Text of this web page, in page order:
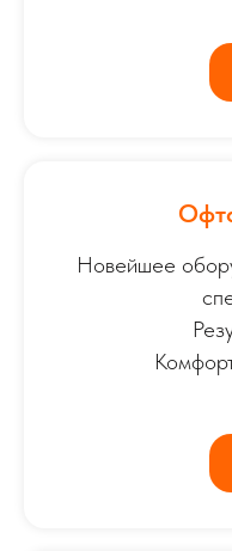
Новейшее